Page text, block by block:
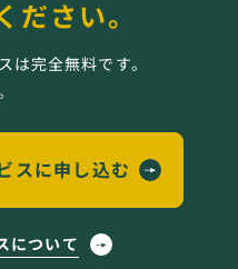
ださい。
は完全無料です。
スに申し込む
について